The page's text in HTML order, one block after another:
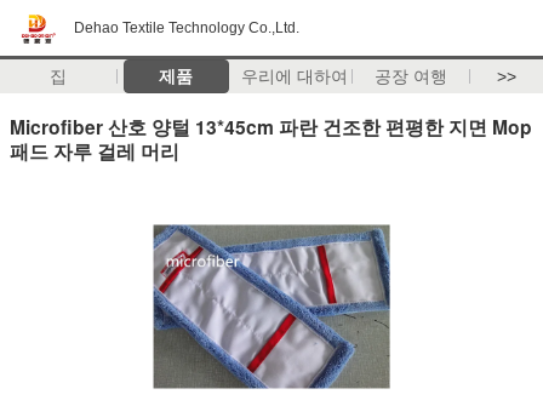
Dehao Textile Technology Co.,Ltd.
집 제품 우리에 대하여 공장 여행 >>
Microfiber 산호 양털 13*45cm 파란 건조한 편평한 지면 Mop
패드 자루 걸레 머리